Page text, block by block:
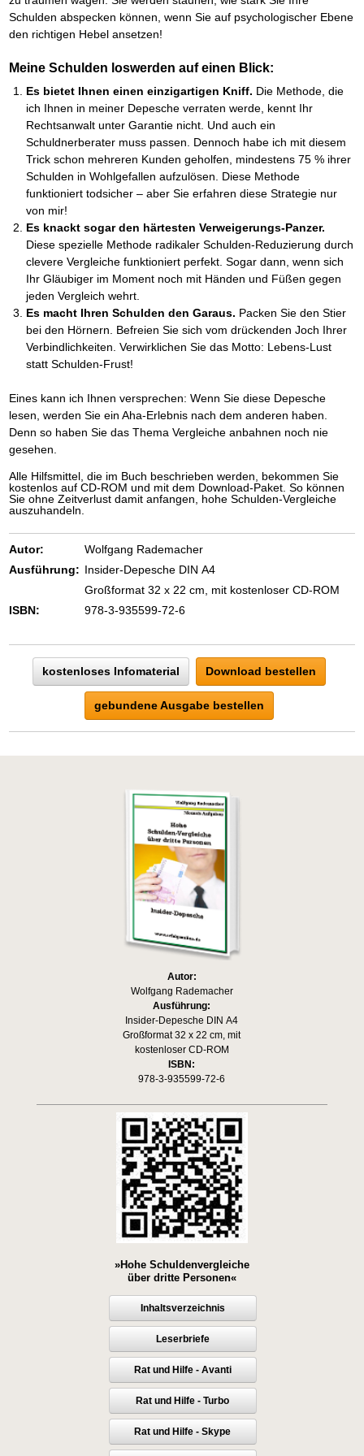
Schulden abspecken können, wenn Sie auf psychologischer Ebene
den richtigen Hebel ansetzen!
Meine Schulden loswerden auf einen Blick:
Es bietet Ihnen einen einzigartigen Kniff. Die Methode, die
ich Ihnen in meiner Depesche verraten werde, kennt Ihr
Rechtsanwalt unter Garantie nicht. Und auch ein
Schuldnerberater muss passen. Dennoch habe ich mit diesem
Trick schon mehreren Kunden geholfen, mindestens 75 % ihrer
Schulden in Wohlgefallen aufzulösen. Diese Methode
funktioniert todsicher – aber Sie erfahren diese Strategie nur
von mir!
Es knackt sogar den härtesten Verweigerungs-Panzer.
Diese spezielle Methode radikaler Schulden-Reduzierung durch
clevere Vergleiche funktioniert perfekt. Sogar dann, wenn sich
Ihr Gläubiger im Moment noch mit Händen und Füßen gegen
jeden Vergleich wehrt.
Es macht Ihren Schulden den Garaus. Packen Sie den Stier
bei den Hörnern. Befreien Sie sich vom drückenden Joch Ihrer
Verbindlichkeiten. Verwirklichen Sie das Motto: Lebens-Lust
statt Schulden-Frust!
Eines kann ich Ihnen versprechen: Wenn Sie diese Depesche
lesen, werden Sie ein Aha-Erlebnis nach dem anderen haben.
Denn so haben Sie das Thema Vergleiche anbahnen noch nie
gesehen.
Alle Hilfsmittel, die im Buch beschrieben werden, bekommen Sie
kostenlos auf CD-ROM und mit dem Download-Paket. So können
Sie ohne Zeitverlust damit anfangen, hohe Schulden-Vergleiche
auszuhandeln.
Autor:
Wolfgang Rademacher
Ausführung: Insider-Depesche DIN A4
Großformat 32 x 22 cm, mit kostenloser CD-ROM
ISBN:
978-3-935599-72-6
kostenloses Infomaterial Download bestellen
gebundene Ausgabe bestellen
Autor:
Wolfgang Rademacher
Ausführung:
Insider-Depesche DIN A4
Großformat 32 x 22 cm, mit
kostenloser CD-ROM
ISBN:
978-3-935599-72-6
»Hohe Schuldenvergleiche
über dritte Personen«
Inhaltsverzeichnis
Leserbriefe
Rat und Hilfe - Avanti
Rat und Hilfe - Turbo
Rat und Hilfe - Skype